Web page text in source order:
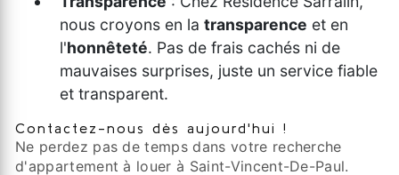
nous croyons en la transparence et en
l'honnêteté. Pas de frais cachés ni de
mauvaises surprises, juste un service fiable
et transparent.
Contactez-nous dès aujourd'hui !
Ne perdez pas de temps dans votre recherche
d'appartement à louer à Saint-Vincent-De-Paul.